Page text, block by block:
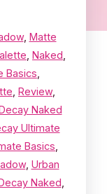
, Matte
Naked
Basics
Review,
Naked
Ultimate
Basics
, Urban
Naked